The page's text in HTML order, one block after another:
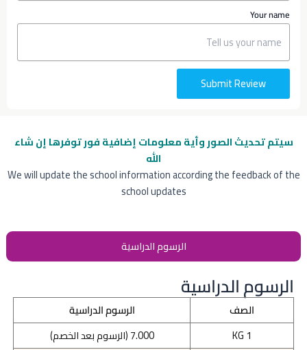
سيتم تحديث الصور وأية معلومات إضافيةفور توفرها إن شاء
الله
We will update the school information according the feedback of the
school updates
الرسوم الدراسية
الرسوم الدراسية
الصف
الرسوم الدراسية
KG 1
7.000 (الرسوم بعد الخصم)
Your name
Submit Review